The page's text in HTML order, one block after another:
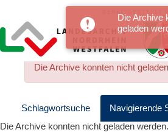
Die Archive
geladen
Die Archive konnten nicht
Schlagwortsuche
Navigierende
Die Archive konnten nicht geladen werden.